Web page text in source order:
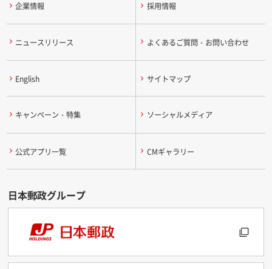
企業情報 採用情報
ニュースリリース よくあるご質問・お問い合わせ
English サイトマップ
キャンペーン・特集 ソーシャルメディア
公式アプリ一覧 CMギャラリー